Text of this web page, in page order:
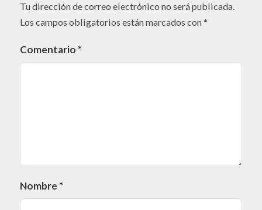
Tu dirección de correo electrónico no será publicada.
Los campos obligatorios están marcados con*
Comentario *
Nombre *